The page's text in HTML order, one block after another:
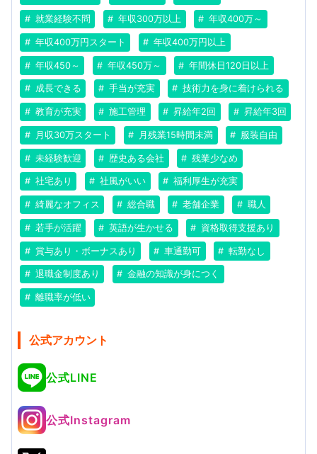
就業経験不問 年収300万以上 年収400万～
年収400万円スタート 年収400万円以上
年収450～ 年収450万～ 年間休日120日以上
成長できる 手当が充実 技術力を身に着けられる
教育が充実 施工管理 昇給年2回 昇給年3回
月収30万スタート 月残業15時間未満 服装自由
未経験歓迎 歴史ある会社 残業少なめ
社宅あり 社風がいい 福利厚生が充実
綺麗なオフィス 総合職 老舗企業 職人
若手が活躍 英語が生かせる 資格取得支援あり
賞与あり・ボーナスあり 車通勤可 転勤なし
退職金制度あり 金融の知識が身につく
離職率が低い
公式アカウント
公式LINE
公式Instagram